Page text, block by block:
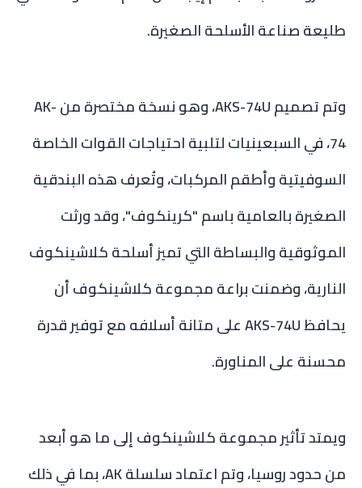
طليعة صناعة الأسلحة الصغيرة.
و
تم تصميم AKS-74U، وهو نسخة مختصرة من AK-
74، في السبعينيات لتلبية احتياجات القوات الخاصة
السوفيتية وأطقم المركبات، وتُعرف هذه البندقية
الصغيرة بالعامية باسم "كرينكوف"، وقد ورثت
الموثوقية والبساطة التي تميز أسلحة كلاشينكوف
النارية، وضمنت براعة مجموعة كلاشينكوف أن
يحافظ AKS-74U على متانة أسلافه مع توفير قدرة
محسنة على المناورة.
ويمتد تأثير مجموعة كلاشينكوف إلى ما هو أبعد
من حدود روسيا، وتم اعتماد سلسلة AK، بما في ذلك